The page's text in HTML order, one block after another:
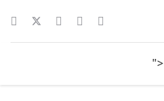
">